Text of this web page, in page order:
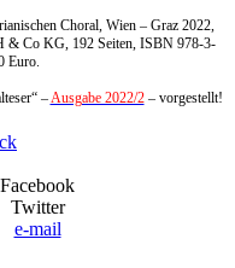
Choral, Wien – Graz 2022,
& Co KG, 192 Seiten, ISBN 978-3-
Euro.
–Ausgabe 2022/2– vorgestellt!
Facebook
Twitter
e-mail